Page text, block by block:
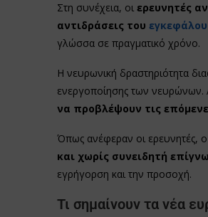
Στη συνέχεια, οι ερευνητές
αντιδράσεις του εγκεφάλου
γλώσσα σε πραγματικό χρόνο.
Η νευρωνική δραστηριότητα
ενεργοποίησης των νευρώνων.
να προβλέψουν τις
Όπως ανέφεραν οι ερευνητές, ο
και χωρίς συνειδητή
εγρήγορση και την προσοχή.
Τι σημαίνουν τα νέα